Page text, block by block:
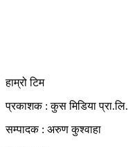
हाम्रो टिम
प्रकाशक : कुस मिडिया प्रा‍.लि.
सम्पादक : अरुण कुश्वाहा